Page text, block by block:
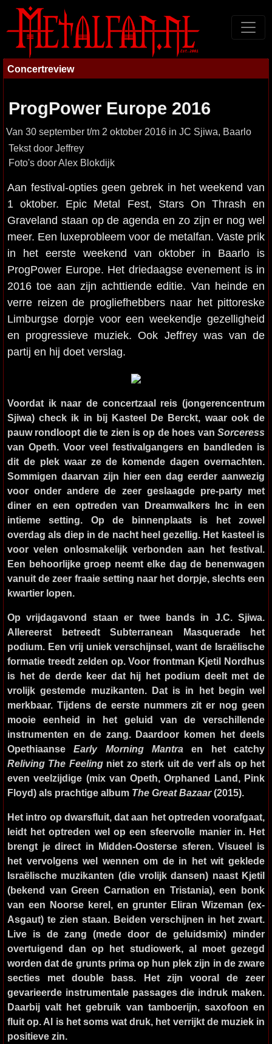
Concertreview
ProgPower Europe 2016
Van 30 september t/m 2 oktober 2016 in JC Sjiwa, Baarlo
Tekst door Jeffrey
Foto's door Alex Blokdijk
Aan festival-opties geen gebrek in het weekend van
1 oktober. Epic Metal Fest, Stars On Thrash en
Graveland staan op de agenda en zo zijn er nog wel
meer. Een luxeprobleem voor de metalfan. Vaste prik
in het eerste weekend van oktober in Baarlo is
ProgPower Europe. Het driedaagse evenement is in
2016 toe aan zijn achttiende editie. Van heinde en
verre reizen de progliefhebbers naar het pittoreske
Limburgse dorpje voor een weekendje gezelligheid
en progressieve muziek. Ook Jeffrey was van de
partij en hij doet verslag.
Voordat ik naar de concertzaal reis (jongerencentrum
Sjiwa) check ik in bij Kasteel De Berckt, waar ook de
pauw rondloopt die te zien is op de hoes van Sorceress
van Opeth. Voor veel festivalgangers en bandleden is
dit de plek waar ze de komende dagen overnachten.
Sommigen daarvan zijn hier een dag eerder aanwezig
voor onder andere de zeer geslaagde pre-party met
diner en een optreden van Dreamwalkers Inc in een
intieme setting. Op de binnenplaats is het zowel
overdag als diep in de nacht heel gezellig. Het kasteel is
voor velen onlosmakelijk verbonden aan het festival.
Een behoorlijke groep neemt elke dag de benenwagen
vanuit de zeer fraaie setting naar het dorpje, slechts een
kwartier lopen.
Op vrijdagavond staan er twee bands in J.C. Sjiwa.
Allereerst betreedt Subterranean Masqueradehet
podium. Een vrij uniek verschijnsel, want de Israëlische
formatie treedt zelden op. Voor frontman Kjetil Nordhus
is het de derde keer dat hij het podium deelt met de
vrolijk gestemde muzikanten. Dat is in het begin wel
merkbaar. Tijdens de eerste nummers zit er nog geen
mooie eenheid in het geluid van de verschillende
instrumenten en de zang. Daardoor komen het deels
OpethiaanseEarly Morning Mantra en het catchy
Reliving The Feelingniet zo sterk uit de verf als op het
even veelzijdige (mix van Opeth, Orphaned Land, Pink
Floyd) als prachtige album The Great Bazaar(2015).
Het intro op dwarsfluit, dat aan het optreden voorafgaat,
leidt het optreden wel op een sfeervolle manier in. Het
brengt je direct in Midden-Oosterse sferen. Visueel is
het vervolgens wel wennen om de in het wit geklede
Israëlische muzikanten (die vrolijk dansen) naast Kjetil
(bekend van Green Carnation en Tristania), een bonk
van een Noorse kerel, en grunter Eliran Wizeman (ex-
Asgaut) te zien staan. Beiden verschijnen in het zwart.
Live is de zang (mede door de geluidsmix) minder
overtuigend dan op het studiowerk, al moet gezegd
worden dat de grunts prima op hun plek zijn in de zware
secties met double bass. Het zijn vooral de zeer
gevarieerde instrumentale passages die indruk maken.
Daarbij valt het gebruik van tamboerijn, saxofoon en
fluit op. Al is het soms wat druk, het verrijkt de muziek in
positieve zin.